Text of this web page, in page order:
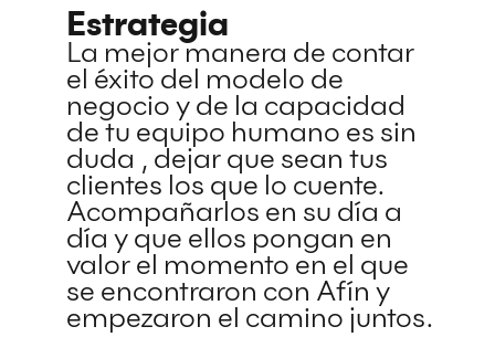
Estrategia
La mejor manera de contar
el éxito del modelo de
negocio y de la capacidad
de tu equipo humano es sin
duda , dejar que sean tus
clientes los que lo cuente.
Acompañarlos en su día a
día y que ellos pongan en
valor el momento en el que
se encontraron con Afín y
empezaron el camino juntos.